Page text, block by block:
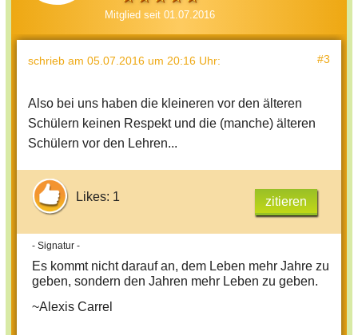
Mitglied seit 01.07.2016
schrieb am 05.07.2016 um 20:16 Uhr: #3
Also bei uns haben die kleineren vor den älteren
Schülern keinen Respekt und die (manche) älteren
Schülern vor den Lehren...
Likes: 1 zitieren
- Signatur -
Es kommt nicht darauf an, dem Leben mehr Jahre zu
geben, sondern den Jahren mehr Leben zu geben.
~Alexis Carrel